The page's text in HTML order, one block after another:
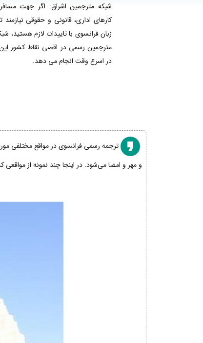
شبکه مترجمین اشراق: اگر جهت
کارهای اداری، قانونی و حقوقی
زبان فرانسوی با تاییدات لازم هستید،
مترجمین رسمی در اقصی نقاط کشور
در اسرع وقت انجام می دهد.
ترجمه رسمی فرانسوی در مواقع مختلفی
و مهر و امضا می‌شود. در اینجا چند نمونه از